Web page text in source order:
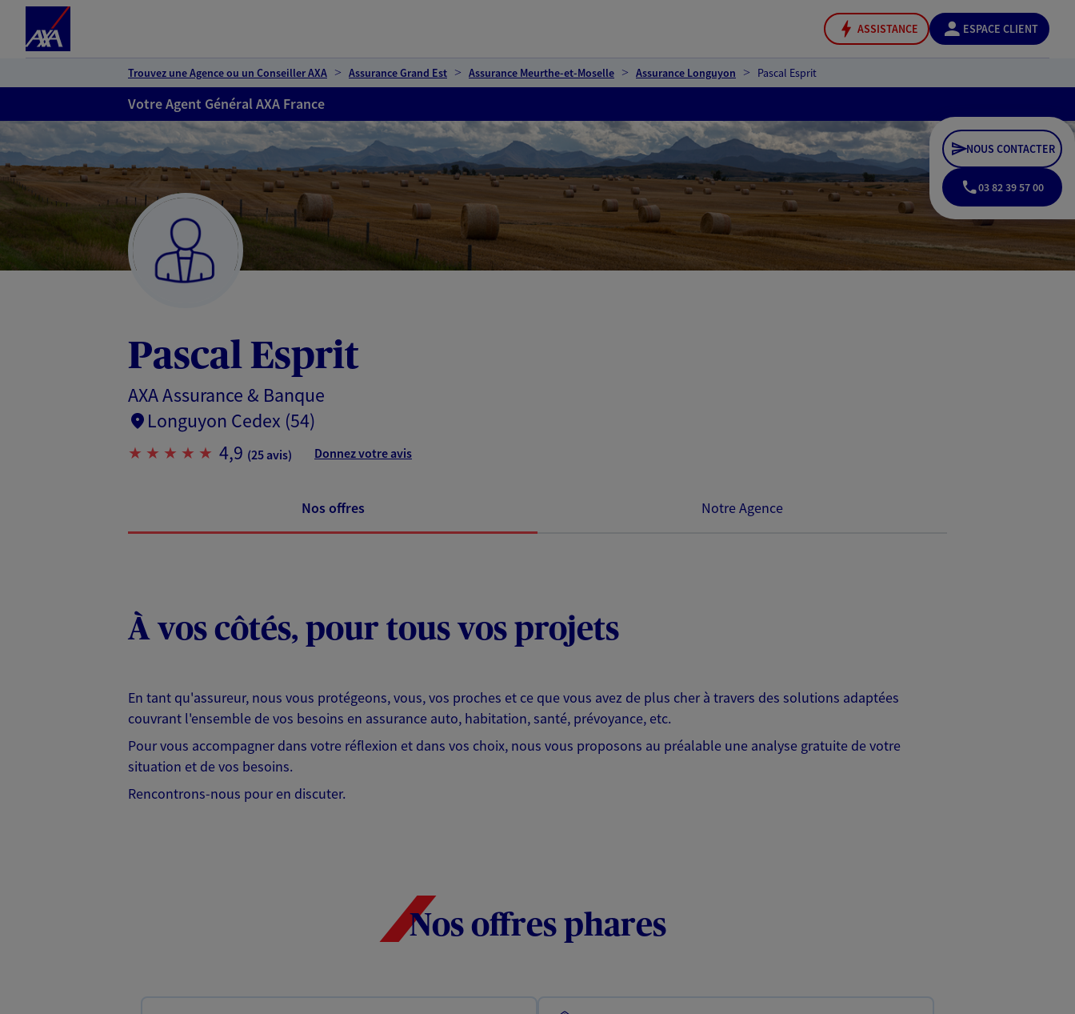
ASSISTANCE ESPACE CLIENT
Trouvez une Agence ou un Conseiller AXA Assurance Grand Est Assurance Meurthe-et-Moselle Assurance Longuyon Pascal Esprit
Votre Agent Général AXA France
Pascal Esprit
AXA Assurance & Banque
Longuyon Cedex (54)
4,9 (25 avis) Donnez votre avis
NOUS CONTACTER
03 82 39 57 00
Nos offres Notre Agence
À vos côtés, pour tous vos projets
En tant qu'assureur, nous vous protégeons, vous, vos proches et ce que vous avez de plus cher à travers des solutions adaptées
couvrant l'ensemble de vos besoins en assurance auto, habitation, santé, prévoyance, etc.
Pour vous accompagner dans votre réflexion et dans vos choix, nous vous proposons au préalable une analyse gratuite de votre
situation et de vos besoins.
Rencontrons-nous pour en discuter.
Nos offres phares